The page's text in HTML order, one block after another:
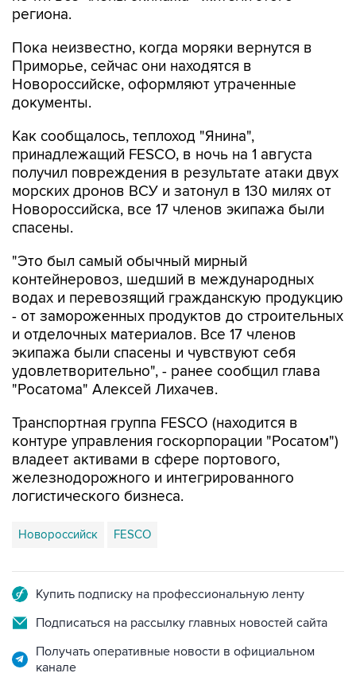
региона.
Пока неизвестно, когда моряки вернутся в
Приморье, сейчас они находятся в
Новороссийске, оформляют утраченные
документы.
Как сообщалось, теплоход "Янина",
принадлежащий FESCO, в ночь на 1 августа
получил повреждения в результате атаки двух
морских дронов ВСУ и затонул в 130 милях от
Новороссийска, все 17 членов экипажа были
спасены.
"Это был самый обычный мирный
контейнеровоз, шедший в международных
водах и перевозящий гражданскую продукцию
- от замороженных продуктов до строительных
и отделочных материалов. Все 17 членов
экипажа были спасены и чувствуют себя
удовлетворительно", - ранее сообщил глава
"Росатома" Алексей Лихачев.
Транспортная группа FESCO (находится в
контуре управления госкорпорации "Росатом")
владеет активами в сфере портового,
железнодорожного и интегрированного
логистического бизнеса.
Новороссийск FESCO
Купить подписку на профессиональную ленту
Подписаться на рассылку главных новостей сайта
Получать оперативные новости в официальном
канале